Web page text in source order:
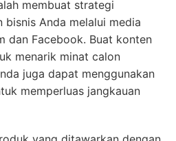
membuat strategi
bisnis Anda melalui media
dan Facebook. Buat konten
menarik minat calon
juga dapat menggunakan
memperluas jangkauan